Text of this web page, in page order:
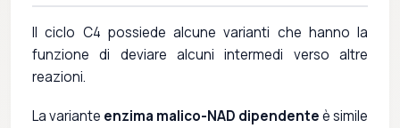
Il ciclo C4 possiede alcune varianti che hanno la
funzione di deviare alcuni intermedi verso altre
reazioni.
La variante enzima malico-NAD dipendenteè simile